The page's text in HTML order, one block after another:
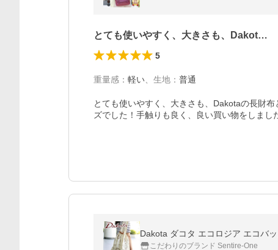
とても使いやすく、大きさも、Dakot…
5
重量感 ： 軽い 生地 ： 普通
とても使いやすく、大きさも、Dakotaの長財
ズでした！手触りも良く、良い買い物をしまし
Dakota ダコタ エコロジア エコバ
こだわりのブランド Sentire-One